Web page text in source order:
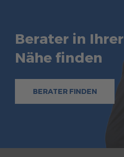
Berater in Ihrer
Nähe finden
BERATER FINDEN